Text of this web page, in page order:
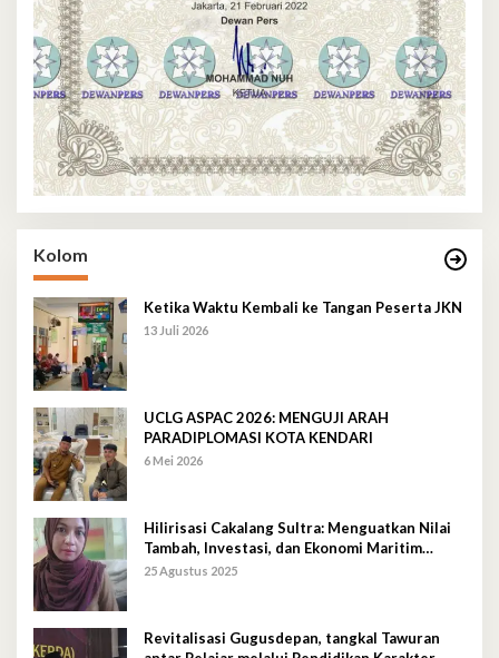
Kolom
Ketika Waktu Kembali ke Tangan Peserta JKN
13 Juli 2026
UCLG ASPAC 2026: MENGUJI ARAH
PARADIPLOMASI KOTA KENDARI
6 Mei 2026
Hilirisasi Cakalang Sultra: Menguatkan Nilai
Tambah, Investasi, dan Ekonomi Maritim
Berkelanjutan
25 Agustus 2025
Revitalisasi Gugusdepan, tangkal Tawuran